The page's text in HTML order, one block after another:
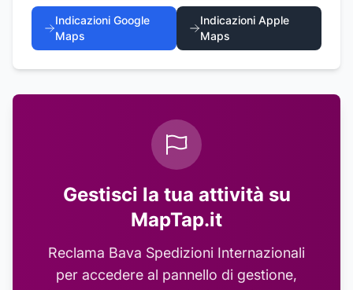
Indicazioni Google
Maps
Indicazioni Apple
Maps
Gestisci la tua attività su
MapTap.it
Reclama Bava Spedizioni Internazionali
per accedere al pannello di gestione,